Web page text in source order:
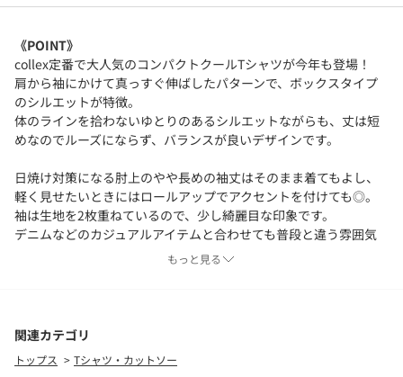
《POINT》
collex定番で大人気のコンパクトクールTシャツが今年も登場！
肩から袖にかけて真っすぐ伸ばしたパターンで、ボックスタイプ
のシルエットが特徴。
体のラインを拾わないゆとりのあるシルエットながらも、丈は短
めなのでルーズにならず、バランスが良いデザインです。
日焼け対策になる肘上のやや長めの袖丈はそのまま着てもよし、
軽く見せたいときにはロールアップでアクセントを付けても◎。
袖は生地を2枚重ねているので、少し綺麗目な印象です。
デニムなどのカジュアルアイテムと合わせても普段と違う雰囲気
更にクールローレル加工を施すことによって極限まで毛羽を落と
し、洗濯耐久性に優れるほか、触れた瞬間ひやりと感じる接触冷
感性も兼ね備えています。
もっと見る
関連カテゴリ
トップス Tシャツ・カットソー